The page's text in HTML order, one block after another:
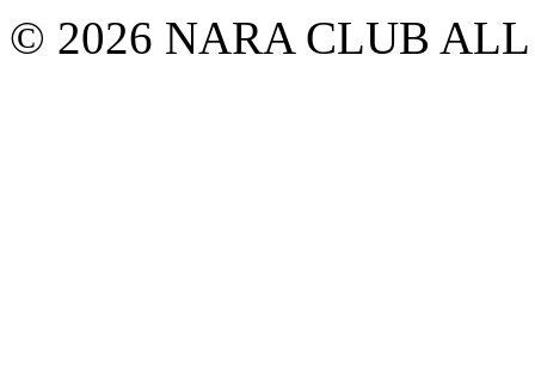
© 2026 NARA CLUB ALL